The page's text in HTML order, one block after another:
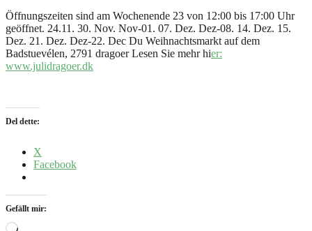
Öffnungszeiten sind am Wochenende 23 von 12:00 bis 17:00 Uhr
geöffnet. 24.11. 30. Nov. Nov-01. 07. Dez. Dez-08. 14. Dez. 15.
Dez. 21. Dez. Dez-22. Dec Du Weihnachtsmarkt auf dem
Badstuevélen, 2791 dragoer Lesen Sie mehr hier:
www.julidragoer.dk
Del dette:
X
Facebook
Gefällt mir:
Wird